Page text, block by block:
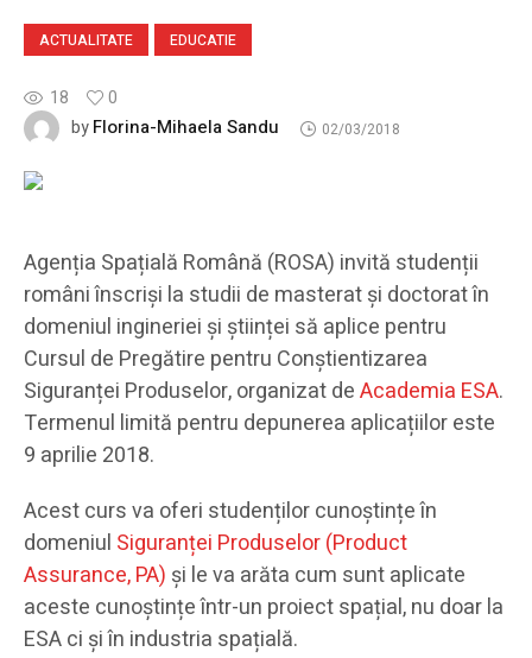
ACTUALITATE EDUCATIE
18
0
byFlorina-Mihaela Sandu 02/03/2018
Agenția Spațială Română (ROSA) invită studenții
români înscriși la studii de masterat și doctorat în
domeniul ingineriei și științei să aplice pentru
Cursul de Pregătire pentru Conștientizarea
Siguranței Produselor, organizat deAcademia ESA.
Termenul limită pentru depunerea aplicațiilor este
9 aprilie 2018.
Acest curs va oferi studenților cunoștințe în
domeniul Siguranței Produselor (Product
Assurance, PA) și le va arăta cum sunt aplicate
aceste cunoștințe într-un proiect spațial, nu doar la
ESA ci și în industria spațială.